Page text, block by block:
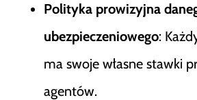
Polityka prowizyjna
ubezpieczeniowego:
ma swoje własne stawki
agentów.